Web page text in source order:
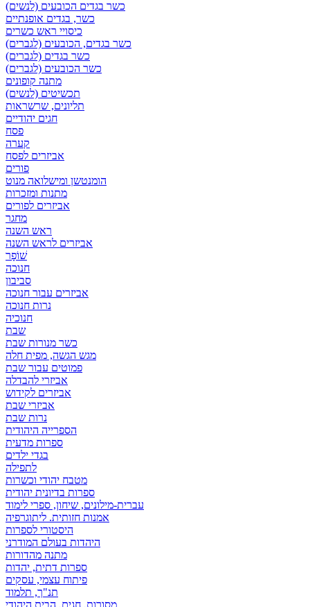
כשר בגדים הכובעים (לנשים)
כשר, בגדים אופנתיים
כיסויי ראש כשרים
כשר בגדים, הכובעים (לגברים)
כשר בגדים (לגברים)
כשר הכובעים (לגברים)
מתנה קופונים
תכשיטים (לנשים)
תליונים, שרשראות
חגים יהודיים
פסח
קערה
אביזרים לפסח
פורים
הומנטשן ומישלואה מנוט
מתנות ומזכרות
אביזרים לפורים
מחגר
ראש השנה
אביזרים לראש השנה
שׁוֹפָר
חנוכה
סביבון
אביזרים עבור חנוכה
נרות חנוכה
חנוכיה
שבת
כשר מנורות שבת
מגש הגשה, מפית חלה
פמוטים עבור שבת
אביזרי להבדלה
אביזרים לקידוש
אביזרי שבת
נרות שבת
הספרייה היהודית
ספרות מדעית
בגדי ילדים
לתפילה
מטבח יהודי וכשרות
ספרות בדיונית יהודית
עברית-מילונים, שיחון, ספרי לימוד
אמנות חזותית. ליתוגרפיה
היסטורי לספרות
היהדות בעולם המודרני
מתנה מהדורות
ספרות דתית, יהדות
פיתוח עצמי, עסקים
תנ"ך, תלמוד
מסורות, חגים, הבית היהודי